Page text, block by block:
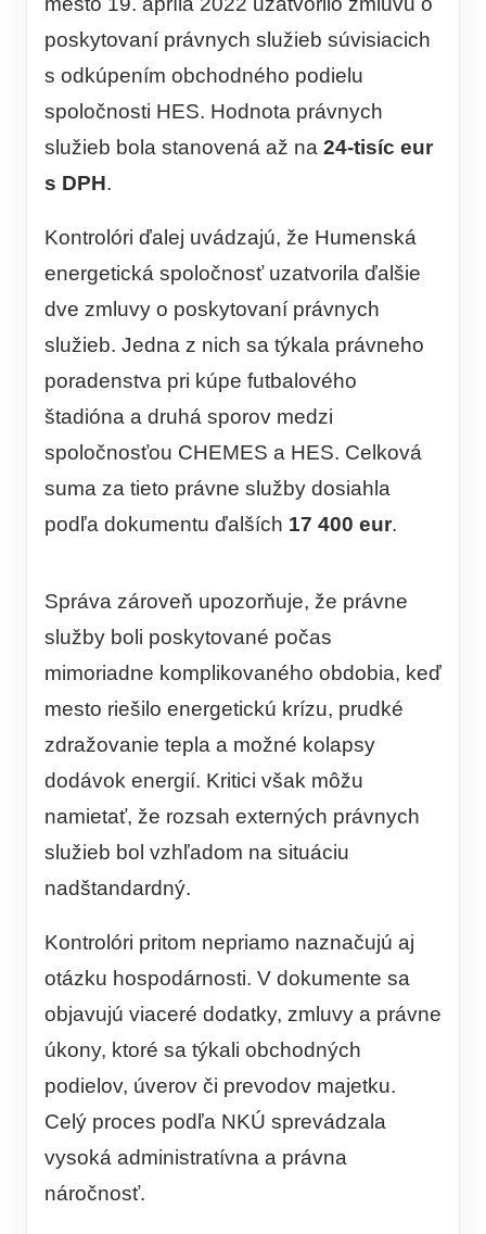
poskytovaní právnych služieb súvisiacich
s odkúpením obchodného podielu
spoločnosti HES. Hodnota právnych
služieb bola stanovená až na 24-tisíc eur
s DPH.
Kontrolóri ďalej uvádzajú, že Humenská
energetická spoločnosť uzatvorila ďalšie
dve zmluvy o poskytovaní právnych
služieb. Jedna z nich sa týkala právneho
poradenstva pri kúpe futbalového
štadióna a druhá sporov medzi
spoločnosťou CHEMES a HES. Celková
suma za tieto právne služby dosiahla
podľa dokumentu ďalších 17 400 eur.
Správa zároveň upozorňuje, že právne
služby boli poskytované počas
mimoriadne komplikovaného obdobia, keď
mesto riešilo energetickú krízu, prudké
zdražovanie tepla a možné kolapsy
dodávok energií. Kritici však môžu
namietať, že rozsah externých právnych
služieb bol vzhľadom na situáciu
nadštandardný.
Kontrolóri pritom nepriamo naznačujú aj
otázku hospodárnosti. V dokumente sa
objavujú viaceré dodatky, zmluvy a právne
úkony, ktoré sa týkali obchodných
podielov, úverov či prevodov majetku.
Celý proces podľa NKÚ sprevádzala
vysoká administratívna a právna
náročnosť.